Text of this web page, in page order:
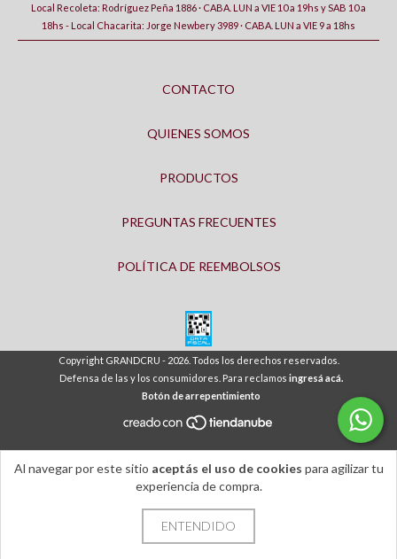
Al navegar por este sitio aceptás el uso de cookies para agilizar tu
experiencia de compra.
ENTENDIDO
Local Recoleta: Rodríguez Peña 1886 · CABA. LUN a VIE 10 a 19hs y SAB 10 a
18hs - Local Chacarita: Jorge Newbery 3989 · CABA. LUN a VIE 9 a 18hs
CONTACTO
QUIENES SOMOS
PRODUCTOS
PREGUNTAS FRECUENTES
POLÍTICA DE REEMBOLSOS
Copyright GRANDCRU - 2026. Todos los derechos reservados.
Defensa de las y los consumidores. Para reclamos ingresá acá.
Botón de arrepentimiento